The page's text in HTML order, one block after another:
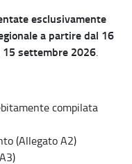
esclusivamente
a partire dal 16
15 settembre 2026.
compilata
(Allegato A2)